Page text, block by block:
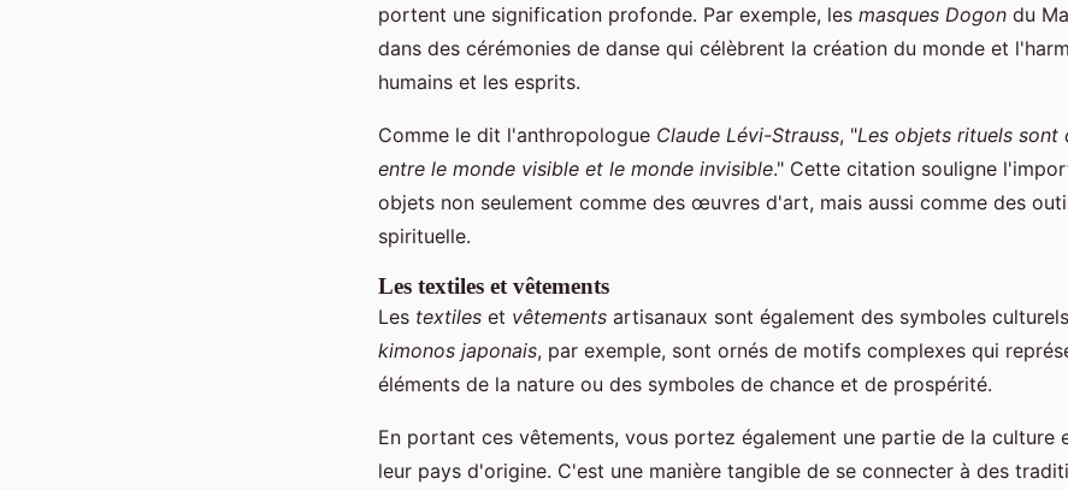
portent une signification profonde. Par exemple, les masques Dogon du
dans des cérémonies de danse qui célèbrent la création du monde et
humains et les esprits.
Comme le dit l'anthropologue Claude Lévi-Strauss, "Les objets rituels sont
entre le monde visible et le monde invisible." Cette citation souligne
objets non seulement comme des œuvres d'art, mais aussi comme des
spirituelle.
Les textiles et vêtements
Les textiles et vêtements artisanaux sont également des symboles
kimonos japonais, par exemple, sont ornés de motifs complexes qui
éléments de la nature ou des symboles de chance et de prospérité.
En portant ces vêtements, vous portez également une partie de la culture
leur pays d'origine. C'est une manière tangible de se connecter à des